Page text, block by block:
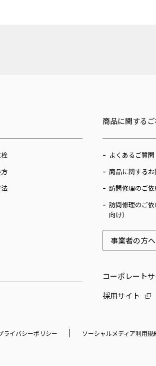
商品に関する
よくあるご質問
商品に関する
訪問修理のご依
訪問修理のご
向け）
事業者の方へ
コーポレート
採用サイト
ライバシーポリシー ソーシャルメディア利用規